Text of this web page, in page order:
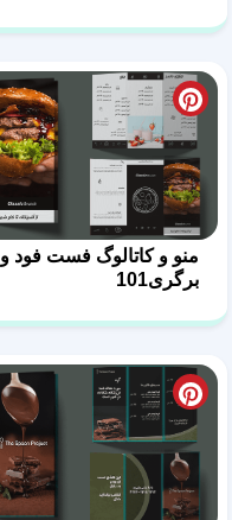
منو و کاتالوگ فست فود و
برگری101